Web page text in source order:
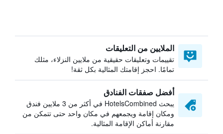
الملايين من التعليقات
تقييمات وتعليقات حقيقية من ملايين النزلاء، مثلك
تمامًا. احجز إقامتك المثالية بكل ثقة!
أفضل صفقات الفنادق
يبحث HotelsCombined في أكثر من 3 ملايين فندق
ومكان إقامة ويجمعهم في مكان واحد حتى تتمكن من
مقارنة أماكن الإقامة المثالية.